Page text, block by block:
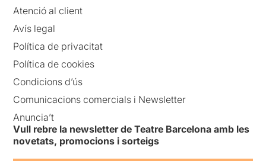
Atenció al client
Avís legal
Política de privacitat
Política de cookies
Condicions d’ús
Comunicacions comercials i Newsletter
Anuncia’t
Vull rebre la newsletter de Teatre Barcelona amb les
novetats, promocions i sorteigs